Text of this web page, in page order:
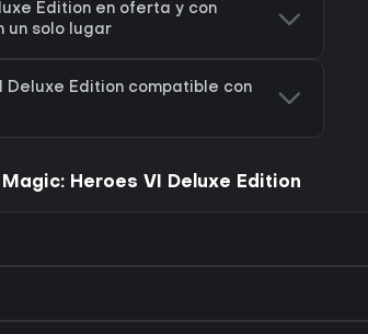
Edition en oferta y con
un solo lugar
Deluxe Edition compatible con
Heroes VI Deluxe Edition